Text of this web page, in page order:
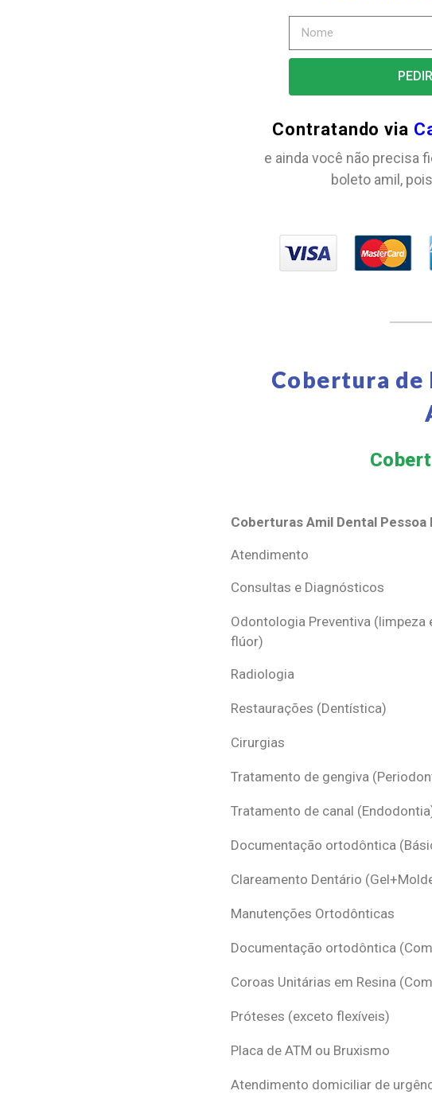
Contratando via
e ainda você não precisa
boleto amil,
Cobertura de
Coberturas Amil Dental Pessoa
Coberturas Amil Dental Pessoa
Atendimento
Consultas e Diagnósticos
Odontologia Preventiva (limpeza
flúor)
Radiologia
Restaurações (Dentística)
Cirurgias
Tratamento de gengiva
Tratamento de canal
Documentação ortodôntica
Clareamento Dentário
Manutenções Ortodônticas
Documentação ortodôntica
Coroas Unitárias em Resina
Próteses (exceto flexíveis)
Placa de ATM ou Bruxismo
Atendimento domiciliar de